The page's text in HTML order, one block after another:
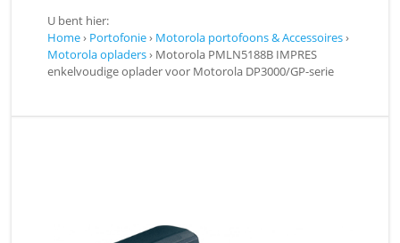
U bent hier:
Home› Portofonie› Motorola portofoons & Accessoires›
Motorola opladers› Motorola PMLN5188B IMPRES
enkelvoudige oplader voor Motorola DP3000/GP-serie